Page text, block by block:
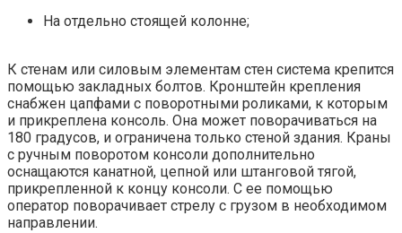
На отдельно стоящей колонне;
К стенам или силовым элементам стен система крепится
помощью закладных болтов. Кронштейн крепления
снабжен цапфами с поворотными роликами, к которым
и прикреплена консоль. Она может поворачиваться на
180 градусов, и ограничена только стеной здания. Краны
с ручным поворотом консоли дополнительно
оснащаются канатной, цепной или штанговой тягой,
прикрепленной к концу консоли. С ее помощью
оператор поворачивает стрелу с грузом в необходимом
направлении.